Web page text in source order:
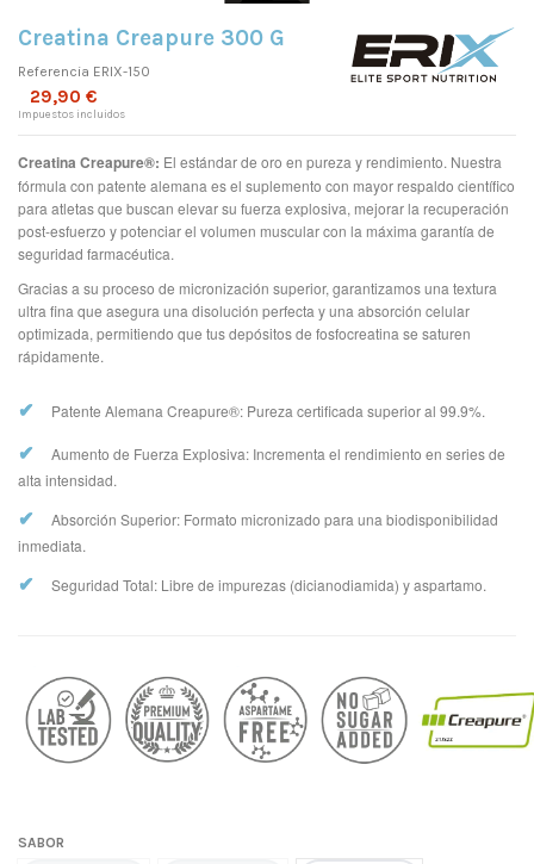
Creatina Creapure 300 G
Referencia ERIX-150
29,90 €
Impuestos incluidos
Creatina Creapure®: El estándar de oro en pureza y rendimiento. Nuestra
fórmula con patente alemana es el suplemento con mayor respaldo científico
para atletas que buscan elevar su fuerza explosiva, mejorar la recuperación
post-esfuerzo y potenciar el volumen muscular con la máxima garantía de
seguridad farmacéutica.
Gracias a su proceso de micronización superior, garantizamos una textura
ultra fina que asegura una disolución perfecta y una absorción celular
optimizada, permitiendo que tus depósitos de fosfocreatina se saturen
rápidamente.
✔ Patente Alemana Creapure®: Pureza certificada superior al 99.9%.
✔
Aumento de Fuerza Explosiva: Incrementa el rendimiento en series de
alta intensidad.
✔
Absorción Superior: Formato micronizado para una biodisponibilidad
inmediata.
✔ Seguridad Total: Libre de impurezas (dicianodiamida) y aspartamo.
SABOR